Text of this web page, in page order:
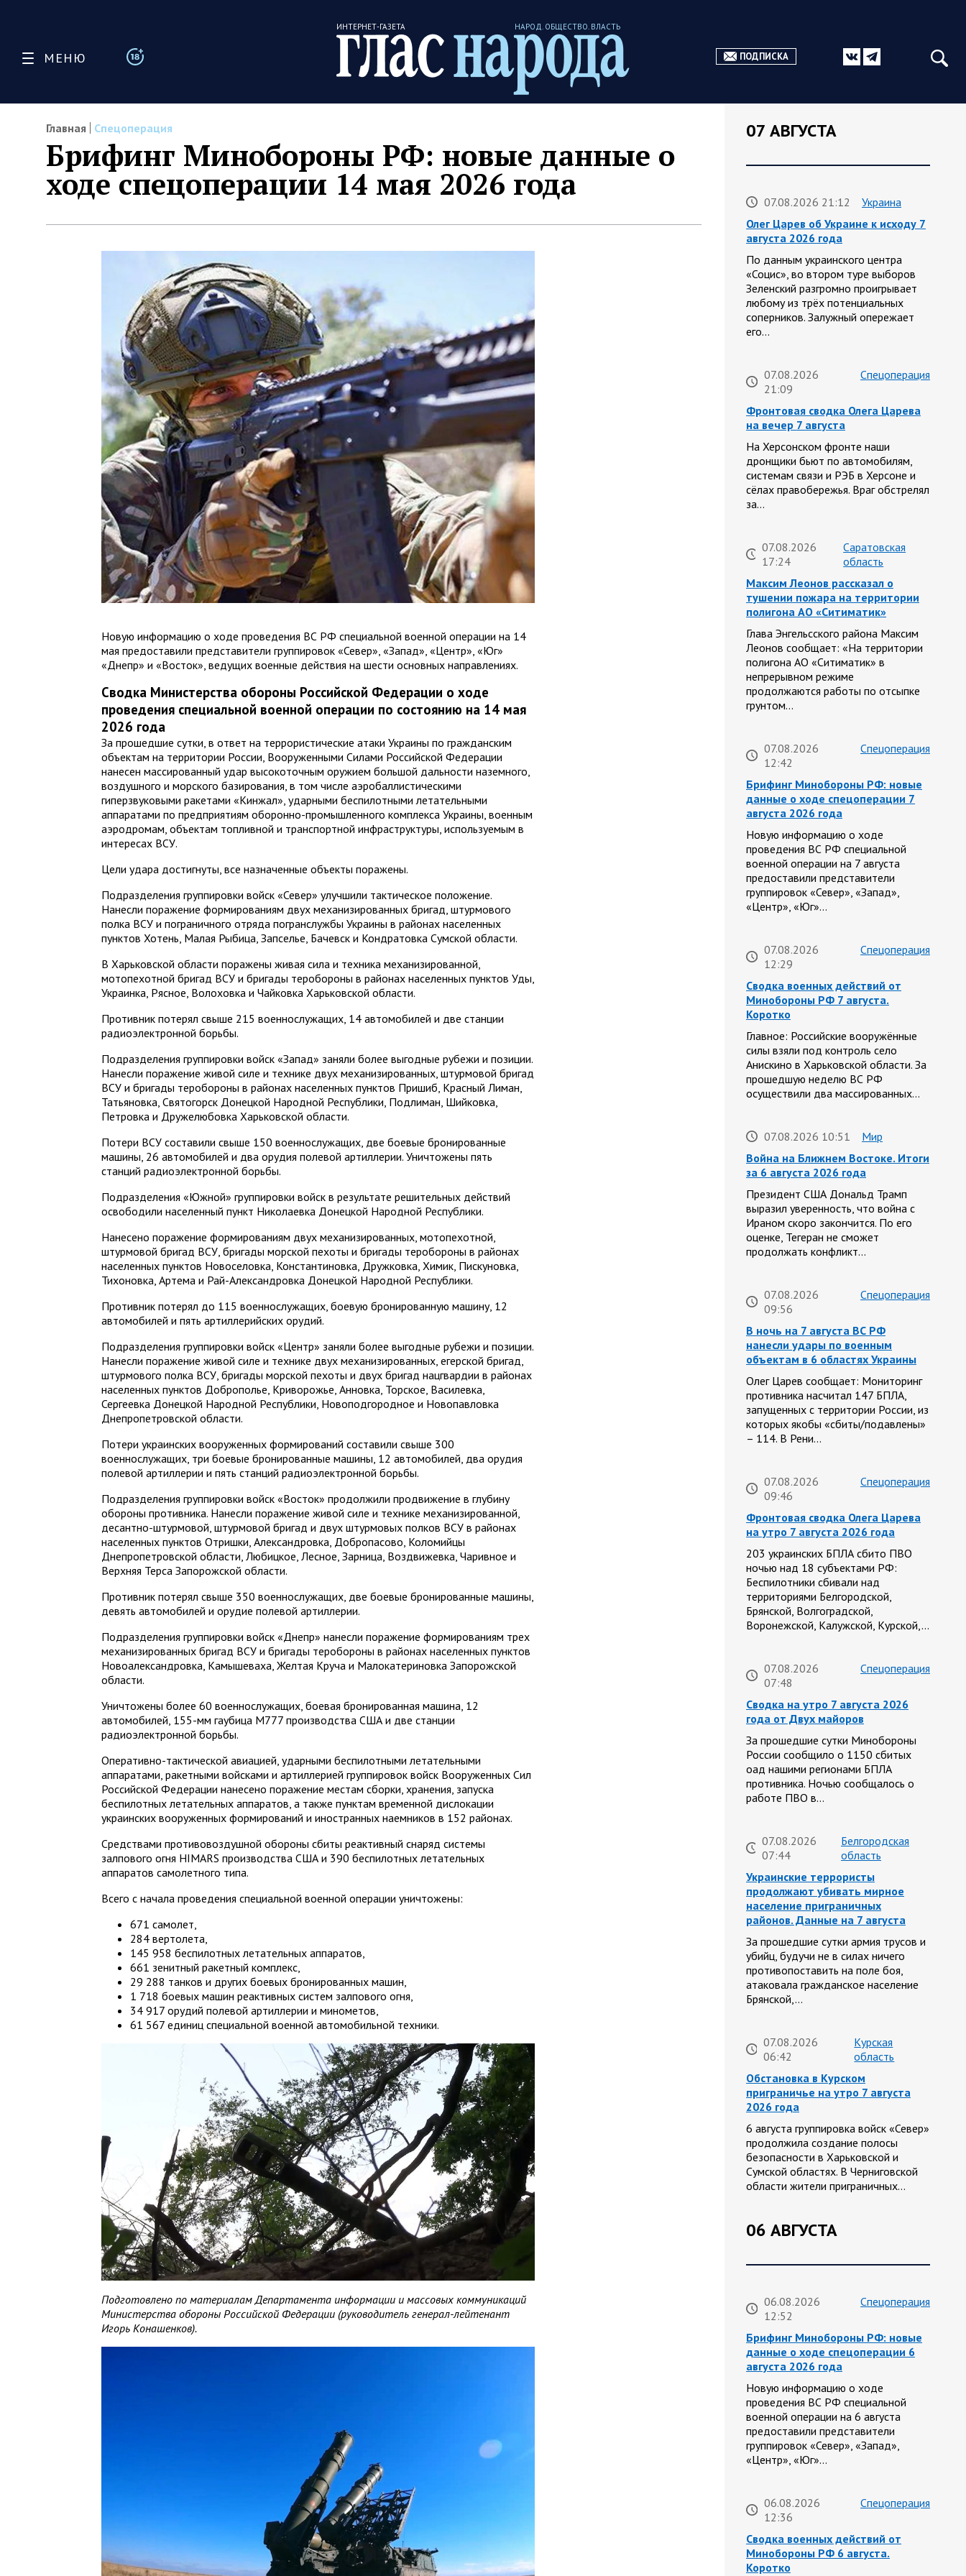
МЕНЮ
ИНТЕРНЕТ-ГАЗЕТА НАРОД. ОБЩЕСТВО. ВЛАСТЬ
ПОДПИСКА
Главная Спецоперация
Брифинг Минобороны РФ: новые данные о
ходе спецоперации 14 мая 2026 года
Новую информацию о ходе проведения ВС РФ специальной военной операции на 14
мая предоставили представители группировок «Север», «Запад», «Центр», «Юг»
«Днепр» и «Восток», ведущих военные действия на шести основных направлениях.
Сводка Министерства обороны Российской Федерации о ходе
проведения специальной военной операции по состоянию на 14 мая
2026 года
За прошедшие сутки, в ответ на террористические атаки Украины по гражданским
объектам на территории России, Вооруженными Силами Российской Федерации
нанесен массированный удар высокоточным оружием большой дальности наземного,
воздушного и морского базирования, в том числе аэробаллистическими
гиперзвуковыми ракетами «Кинжал», ударными беспилотными летательными
аппаратами по предприятиям оборонно-промышленного комплекса Украины, военным
аэродромам, объектам топливной и транспортной инфраструктуры, используемым в
интересах ВСУ.
Цели удара достигнуты, все назначенные объекты поражены.
Подразделения группировки войск «Север» улучшили тактическое положение.
Нанесли поражение формированиям двух механизированных бригад, штурмового
полка ВСУ и пограничного отряда погранслужбы Украины в районах населенных
пунктов Хотень, Малая Рыбица, Запселье, Бачевск и Кондратовка Сумской области.
В Харьковской области поражены живая сила и техника механизированной,
мотопехотной бригад ВСУ и бригады теробороны в районах населенных пунктов Уды,
Украинка, Рясное, Волоховка и Чайковка Харьковской области.
Противник потерял свыше 215 военнослужащих, 14 автомобилей и две станции
радиоэлектронной борьбы.
Подразделения группировки войск «Запад» заняли более выгодные рубежи и позиции.
Нанесли поражение живой силе и технике двух механизированных, штурмовой бригад
ВСУ и бригады теробороны в районах населенных пунктов Пришиб, Красный Лиман,
Татьяновка, Святогорск Донецкой Народной Республики, Подлиман, Шийковка,
Петровка и Дружелюбовка Харьковской области.
Потери ВСУ составили свыше 150 военнослужащих, две боевые бронированные
машины, 26 автомобилей и два орудия полевой артиллерии. Уничтожены пять
станций радиоэлектронной борьбы.
Подразделения «Южной» группировки войск в результате решительных действий
освободили населенный пункт Николаевка Донецкой Народной Республики.
Нанесено поражение формированиям двух механизированных, мотопехотной,
штурмовой бригад ВСУ, бригады морской пехоты и бригады теробороны в районах
населенных пунктов Новоселовка, Константиновка, Дружковка, Химик, Пискуновка,
Тихоновка, Артема и Рай-Александровка Донецкой Народной Республики.
Противник потерял до 115 военнослужащих, боевую бронированную машину, 12
автомобилей и пять артиллерийских орудий.
Подразделения группировки войск «Центр» заняли более выгодные рубежи и позиции.
Нанесли поражение живой силе и технике двух механизированных, егерской бригад,
штурмового полка ВСУ, бригады морской пехоты и двух бригад нацгвардии в районах
населенных пунктов Доброполье, Криворожье, Анновка, Торское, Василевка,
Сергеевка Донецкой Народной Республики, Новоподгородное и Новопавловка
Днепропетровской области.
Потери украинских вооруженных формирований составили свыше 300
военнослужащих, три боевые бронированные машины, 12 автомобилей, два орудия
полевой артиллерии и пять станций радиоэлектронной борьбы.
Подразделения группировки войск «Восток» продолжили продвижение в глубину
обороны противника. Нанесли поражение живой силе и технике механизированной,
десантно-штурмовой, штурмовой бригад и двух штурмовых полков ВСУ в районах
населенных пунктов Отришки, Александровка, Добропасово, Коломийцы
Днепропетровской области, Любицкое, Лесное, Зарница, Воздвижевка, Чаривное и
Верхняя Терса Запорожской области.
Противник потерял свыше 350 военнослужащих, две боевые бронированные машины,
девять автомобилей и орудие полевой артиллерии.
Подразделения группировки войск «Днепр» нанесли поражение формированиям трех
механизированных бригад ВСУ и бригады теробороны в районах населенных пунктов
Новоалександровка, Камышеваха, Желтая Круча и Малокатериновка Запорожской
области.
Уничтожены более 60 военнослужащих, боевая бронированная машина, 12
автомобилей, 155-мм гаубица М777 производства США и две станции
радиоэлектронной борьбы.
Оперативно-тактической авиацией, ударными беспилотными летательными
аппаратами, ракетными войсками и артиллерией группировок войск Вооруженных Сил
Российской Федерации нанесено поражение местам сборки, хранения, запуска
беспилотных летательных аппаратов, а также пунктам временной дислокации
украинских вооруженных формирований и иностранных наемников в 152 районах.
Средствами противовоздушной обороны сбиты реактивный снаряд системы
залпового огня HIMARS производства США и 390 беспилотных летательных
аппаратов самолетного типа.
Всего с начала проведения специальной военной операции уничтожены:
671 самолет,
284 вертолета,
145 958 беспилотных летательных аппаратов,
661 зенитный ракетный комплекс,
29 288 танков и других боевых бронированных машин,
1 718 боевых машин реактивных систем залпового огня,
34 917 орудий полевой артиллерии и минометов,
61 567 единиц специальной военной автомобильной техники.
Подготовлено по материалам Департамента информации и массовых коммуникаций
Министерства обороны Российской Федерации (руководитель генерал-лейтенант
Игорь Конашенков).
07 АВГУСТА
07.08.2026 21:12
Украина
Олег Царев об Украине к исходу 7
августа 2026 года
По данным украинского центра
«Социс», во втором туре выборов
Зеленский разгромно проигрывает
любому из трёх потенциальных
соперников. Залужный опережает
его…
07.08.2026
21:09
Спецоперация
Фронтовая сводка Олега Царева
на вечер 7 августа
На Херсонском фронте наши
дронщики бьют по автомобилям,
системам связи и РЭБ в Херсоне и
сёлах правобережья. Враг обстрелял
за…
07.08.2026
17:24
Саратовская
область
Максим Леонов рассказал о
тушении пожара на территории
полигона АО «Ситиматик»
Глава Энгельсского района Максим
Леонов сообщает: «На территории
полигона АО «Ситиматик» в
непрерывном режиме
продолжаются работы по отсыпке
грунтом…
07.08.2026
12:42
Спецоперация
Брифинг Минобороны РФ: новые
данные о ходе спецоперации 7
августа 2026 года
Новую информацию о ходе
проведения ВС РФ специальной
военной операции на 7 августа
предоставили представители
группировок «Север», «Запад»,
«Центр», «Юг»…
07.08.2026
12:29
Спецоперация
Сводка военных действий от
Минобороны РФ 7 августа.
Коротко
Главное: Российские вооружённые
силы взяли под контроль село
Анискино в Харьковской области. За
прошедшую неделю ВС РФ
осуществили два массированных…
07.08.2026 10:51
Мир
Война на Ближнем Востоке. Итоги
за 6 августа 2026 года
Президент США Дональд Трамп
выразил уверенность, что война с
Ираном скоро закончится. По его
оценке, Тегеран не сможет
продолжать конфликт…
07.08.2026
09:56
Спецоперация
В ночь на 7 августа ВС РФ
нанесли удары по военным
объектам в 6 областях Украины
Олег Царев сообщает: Мониторинг
противника насчитал 147 БПЛА,
запущенных с территории России, из
которых якобы «сбиты/подавлены»
– 114. В Рени…
07.08.2026
09:46
Спецоперация
Фронтовая сводка Олега Царева
на утро 7 августа 2026 года
203 украинских БПЛА сбито ПВО
ночью над 18 субъектами РФ:
Беспилотники сбивали над
территориями Белгородской,
Брянской, Волгоградской,
Воронежской, Калужской, Курской,…
07.08.2026
07:48
Спецоперация
Сводка на утро 7 августа 2026
года от Двух майоров
За прошедшие сутки Минобороны
России сообщило о 1150 сбитых
оад нашими регионами БПЛА
противника. Ночью сообщалось о
работе ПВО в…
07.08.2026
07:44
Белгородская
область
Украинские террористы
продолжают убивать мирное
население приграничных
районов. Данные на 7 августа
За прошедшие сутки армия трусов и
убийц, будучи не в силах ничего
противопоставить на поле боя,
атаковала гражданское население
Брянской,…
07.08.2026
06:42
Курская
область
Обстановка в Курском
приграничье на утро 7 августа
2026 года
6 августа группировка войск «Север»
продолжила создание полосы
безопасности в Харьковской и
Сумской областях. В Черниговской
области жители приграничных…
06 АВГУСТА
06.08.2026
12:52
Спецоперация
Брифинг Минобороны РФ: новые
данные о ходе спецоперации 6
августа 2026 года
Новую информацию о ходе
проведения ВС РФ специальной
военной операции на 6 августа
предоставили представители
группировок «Север», «Запад»,
«Центр», «Юг»…
06.08.2026
12:36
Спецоперация
Сводка военных действий от
Минобороны РФ 6 августа.
Коротко